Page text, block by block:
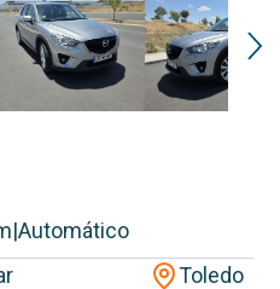
|Automático
Toledo